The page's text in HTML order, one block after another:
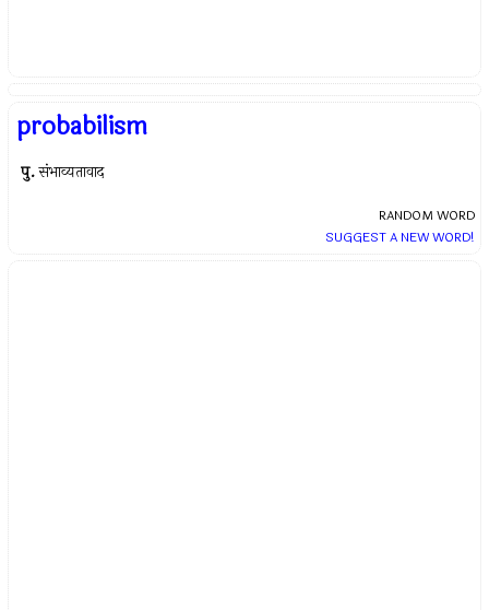
probabilism
पु. संभाव्यतावाद
RANDOM WORD
SUGGEST A NEW WORD!